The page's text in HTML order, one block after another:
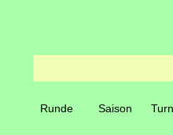
Runde Saison